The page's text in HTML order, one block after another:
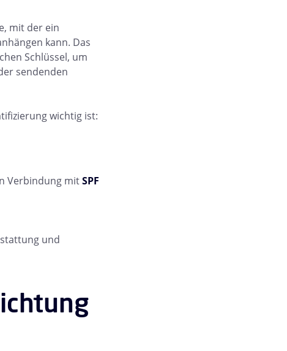
mit der ein
kann. Das
Schlüssel, um
sendenden
wichtig ist:
Verbindung mitSPF
und